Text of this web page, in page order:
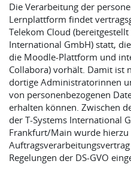
Die Verarbeitung der
Lernplattform findet
Telekom Cloud
International GmbH) statt,
die Moodle-Plattform und
Collabora) vorhält. Damit ist
dortige Administratorinnen
von personenbezogenen
erhalten können. Zwischen
der T-Systems International
Frankfurt/Main wurde hierzu
Regelungen der DS-GVO